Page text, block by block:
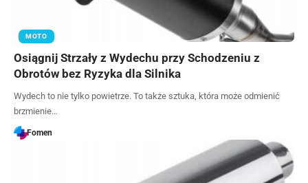
MOTO
Osiągnij Strzały z Wydechu przy Schodzeniu z
Obrotów bez Ryzyka dla Silnika
Wydech to nie tylko powietrze. To także sztuka, która może odmienić
brzmienie…
Fomen